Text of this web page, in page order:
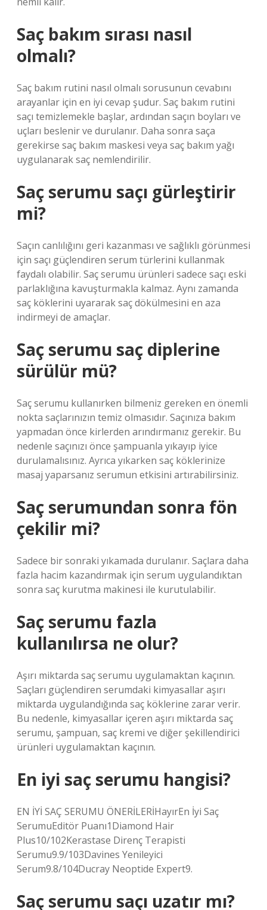
Saç bakım sırası nasıl
olmalı?
Saç bakım rutini nasıl olmalı sorusunun cevabını
arayanlar için en iyi cevap şudur. Saç bakım rutini
saçı temizlemekle başlar, ardından saçın boyları ve
uçları beslenir ve durulanır. Daha sonra saça
gerekirse saç bakım maskesi veya saç bakım yağı
uygulanarak saç nemlendirilir.
Saç serumu saçı gürleştirir
mi?
Saçın canlılığını geri kazanması ve sağlıklı görünmesi
için saçı güçlendiren serum türlerini kullanmak
faydalı olabilir. Saç serumu ürünleri sadece saçı eski
parlaklığına kavuşturmakla kalmaz. Aynı zamanda
saç köklerini uyararak saç dökülmesini en aza
indirmeyi de amaçlar.
Saç serumu saç diplerine
sürülür mü?
Saç serumu kullanırken bilmeniz gereken en önemli
nokta saçlarınızın temiz olmasıdır. Saçınıza bakım
yapmadan önce kirlerden arındırmanız gerekir. Bu
nedenle saçınızı önce şampuanla yıkayıp iyice
durulamalısınız. Ayrıca yıkarken saç köklerinize
masaj yaparsanız serumun etkisini artırabilirsiniz.
Saç serumundan sonra fön
çekilir mi?
Sadece bir sonraki yıkamada durulanır. Saçlara daha
fazla hacim kazandırmak için serum uygulandıktan
sonra saç kurutma makinesi ile kurutulabilir.
Saç serumu fazla
kullanılırsa ne olur?
Aşırı miktarda saç serumu uygulamaktan kaçının.
Saçları güçlendiren serumdaki kimyasallar aşırı
miktarda uygulandığında saç köklerine zarar verir.
Bu nedenle, kimyasallar içeren aşırı miktarda saç
serumu, şampuan, saç kremi ve diğer şekillendirici
ürünleri uygulamaktan kaçının.
En iyi saç serumu hangisi?
EN İYİ SAÇ SERUMU ÖNERİLERİHayırEn İyi Saç
SerumuEditör Puanı1Diamond Hair
Plus10/102Kerastase Direnç Terapisti
Serumu9.9/103Davines Yenileyici
Serum9.8/104Ducray Neoptide Expert9.
Saç serumu saçı uzatır mı?